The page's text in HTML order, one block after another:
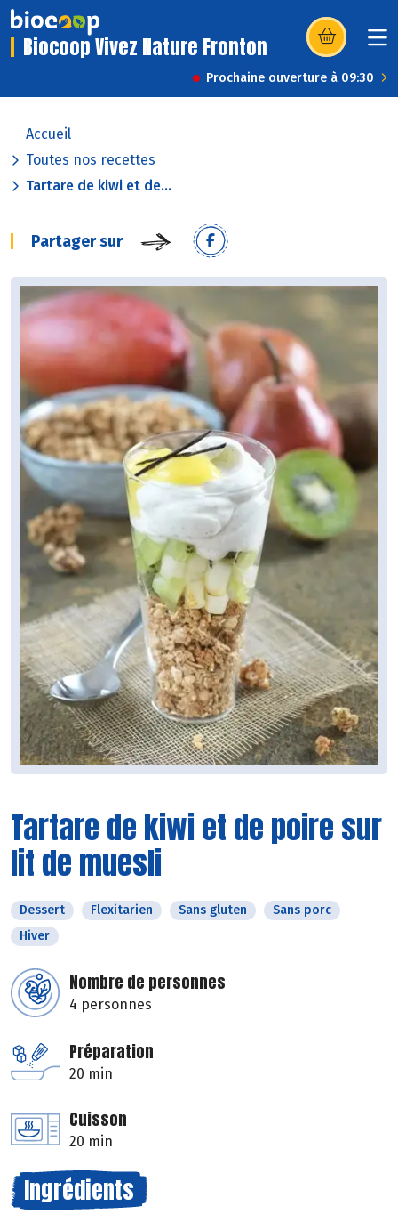
Biocoop Vivez Nature Fronton (s’ouvre dans
Prochaine ouverture à 09:30
Accueil
Toutes nos recettes
Tartare de kiwi et de...
Partager sur
Tartare de kiwi et de poire sur
lit de muesli
Dessert Flexitarien Sans gluten
Sans porc
Hiver
Nombre de personnes
4 personnes
Préparation
20 min
Cuisson
20 min
Ingrédients